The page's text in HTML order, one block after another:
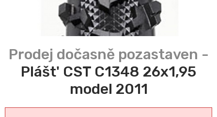
Plášt' CST C1348 26x1,95
model 2011